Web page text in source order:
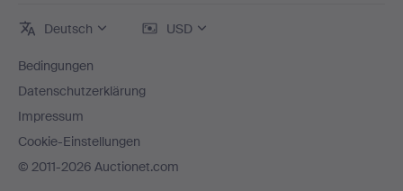
Deutsch USD
Bedingungen
Datenschutzerklärung
Impressum
Cookie-Einstellungen
© 2011-2026 Auctionet.com